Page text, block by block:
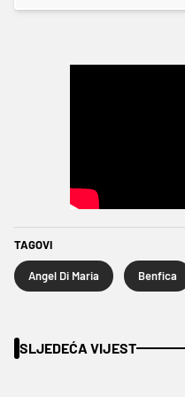
TAGOVI
Angel Di Maria Benfica
SLJEDEĆA VIJEST